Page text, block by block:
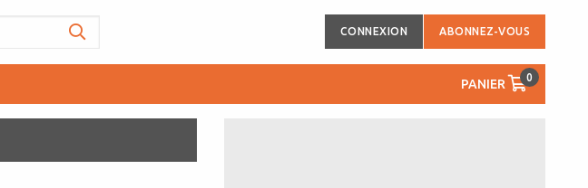
CONNEXION ABONNEZ-VOUS
PANIER 0